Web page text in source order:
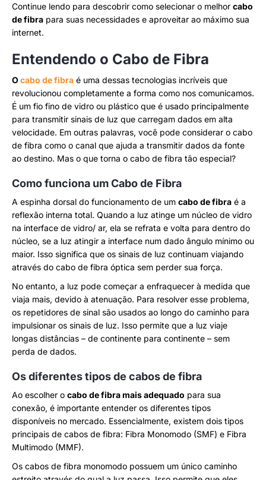
Continue lendo para descobrir como selecionar o melhor cabo
de fibra para suas necessidades e aproveitar ao máximo sua
internet.
Entendendo o Cabo de Fibra
Ocabo de fibra é uma dessas tecnologias incríveis que
revolucionou completamente a forma como nos comunicamos.
É um fio fino de vidro ou plástico que é usado principalmente
para transmitir sinais de luz que carregam dados em alta
velocidade. Em outras palavras, você pode considerar o cabo
de fibra como o canal que ajuda a transmitir dados da fonte
ao destino. Mas o que torna o cabo de fibra tão especial?
Como funciona um Cabo de Fibra
A espinha dorsal do funcionamento de um cabo de fibra é a
reflexão interna total. Quando a luz atinge um núcleo de vidro
na interface de vidro/ ar, ela se refrata e volta para dentro do
núcleo, se a luz atingir a interface num dado ângulo mínimo ou
maior. Isso significa que os sinais de luz continuam viajando
através do cabo de fibra óptica sem perder sua força.
No entanto, a luz pode começar a enfraquecer à medida que
viaja mais, devido à atenuação. Para resolver esse problema,
os repetidores de sinal são usados ao longo do caminho para
impulsionar os sinais de luz. Isso permite que a luz viaje
longas distâncias – de continente para continente – sem
perda de dados.
Os diferentes tipos de cabos de fibra
Ao escolher o cabo de fibra mais adequado para sua
conexão, é importante entender os diferentes tipos
disponíveis no mercado. Essencialmente, existem dois tipos
principais de cabos de fibra: Fibra Monomodo (SMF) e Fibra
Multimodo (MMF).
Os cabos de fibra monomodo possuem um único caminho